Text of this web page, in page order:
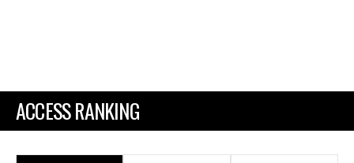
ACCESS RANKING